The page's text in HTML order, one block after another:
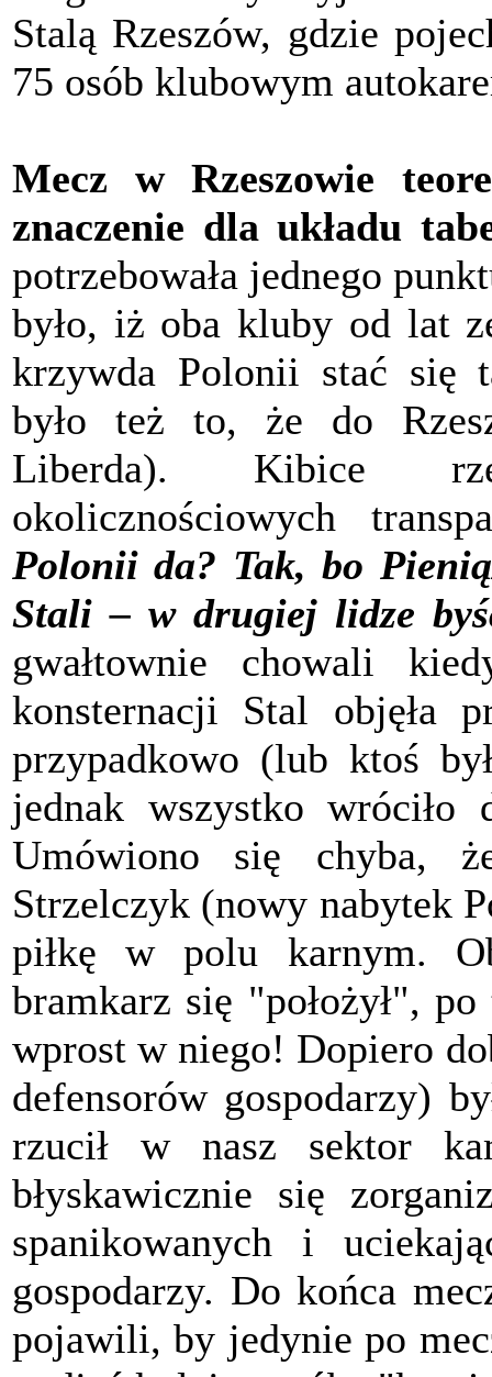
Stalą Rzeszów, gdzie
75 osób klubowym
Mecz w Rzeszowie
znaczenie dla układu
potrzebowała jednego
było, iż oba kluby od lat
krzywda Polonii stać się
było też to, że do
Liberda). Kibice
okolicznościowych
Polonii da? Tak, bo
Stali – w drugiej lidze
gwałtownie chowali
konsternacji Stal objęła
przypadkowo (lub ktoś
jednak wszystko
Umówiono się chyba,
Strzelczyk (nowy nabytek
piłkę w polu karnym.
bramkarz się "położył",
wprost w niego! Dopiero
defensorów gospodarzy)
rzucił w nasz sektor
błyskawicznie się
spanikowanych i
gospodarzy. Do końca
pojawili, by jedynie po